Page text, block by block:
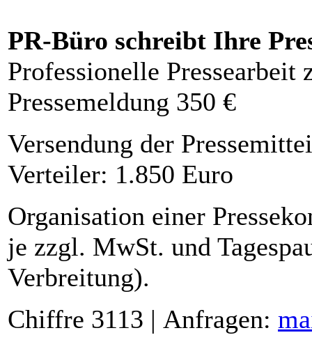
PR-Büro schreibt Ihre
Professionelle Pressearbeit
Pressemeldung 350 €
Versendung der
Verteiler: 1.850 Euro
Organisation einer
je zzgl. MwSt. und
Verbreitung).
Chiffre 3113 | Anfragen: